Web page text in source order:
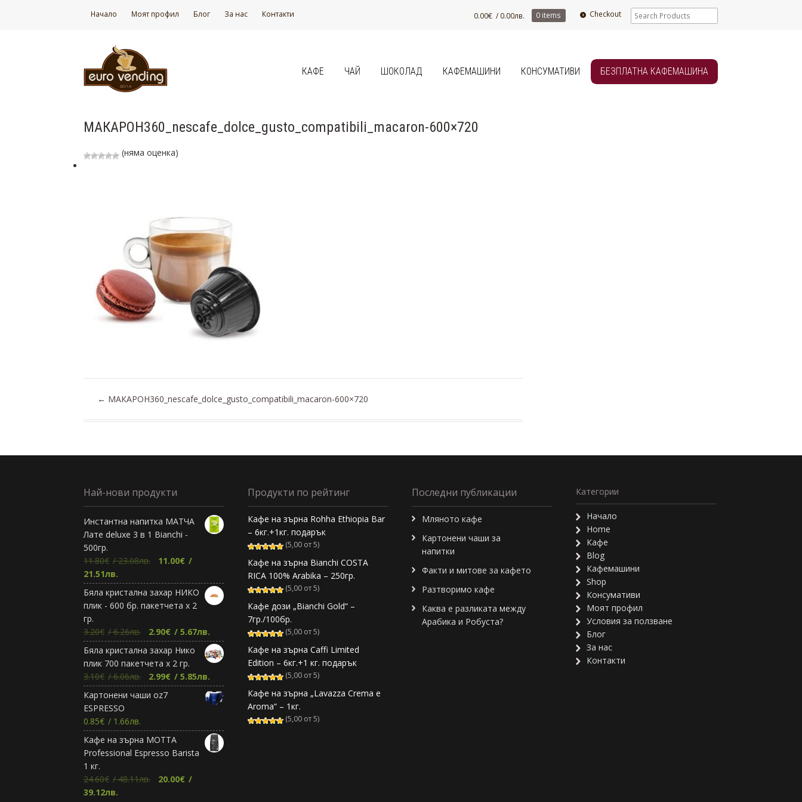
Начало Моят профил Блог За нас Контакти 0.00€ / 0.00лв. 0 items Checkout
КАФЕ ЧАЙ ШОКОЛАД КАФЕМАШИНИ КОНСУМАТИВИ БЕЗПЛАТНА КАФЕМАШИНА
МАКАРОН360_nescafe_dolce_gusto_compatibili_macaron-600×720
(няма оценка)
← МАКАРОН360_nescafe_dolce_gusto_compatibili_macaron-600×720
Най-нови продукти
Инстантна напитка МАТЧА
Лате deluxe 3 в 1 Bianchi -
500гр.
11.80€ / 23.08лв.
Original
was:
11.80€.
11.00€ /
21.51лв.
цена
е:
11.00€.
Бяла кристална захар НИКО
плик - 600 бр. пакетчета х 2
гр.
3.20€ / 6.26лв.
Original
price
was:
3.20€.
2.90€ / 5.67лв.Текущата
цена
е:
Бяла кристална захар Нико
плик 700 пакетчета х 2 гр.
3.10€ / 6.06лв.
Original
price
was:
2.99€ / 5.85лв.Текущата
цена
е:
Картонени чаши oz7
ESPRESSO
0.85€ / 1.66лв.
Кафе на зърна МОТТА
Professional Espresso Barista
1 кг.
24.60€ / 48.11лв.
Original
20.00€ /
39.12лв.
Продукти по рейтинг
Кафе на зърна Rohha Ethiopia Bar
– 6кг.+1кг. подарък
(5,00 от 5)
Кафе на зърна Bianchi COSTA
RICA 100% Arabika – 250гр.
(5,00 от 5)
Кафе дози „Bianchi Gold“ –
7гр./100бр.
(5,00 от 5)
Кафе на зърна Caffi Limited
Edition – 6кг.+1 кг. подарък
(5,00 от 5)
Кафе на зърна „Lavazza Crema e
Aroma“ – 1кг.
(5,00 от 5)
Последни публикации
Мляното кафе
Картонени чаши за
напитки
Факти и митове за кафето
Разтворимо кафе
Каква е разликата между
Арабика и Робуста?
Категории
Начало
Home
Кафе
Blog
Кафемашини
Shop
Консумативи
Моят профил
Условия за ползване
Блог
За нас
Контакти